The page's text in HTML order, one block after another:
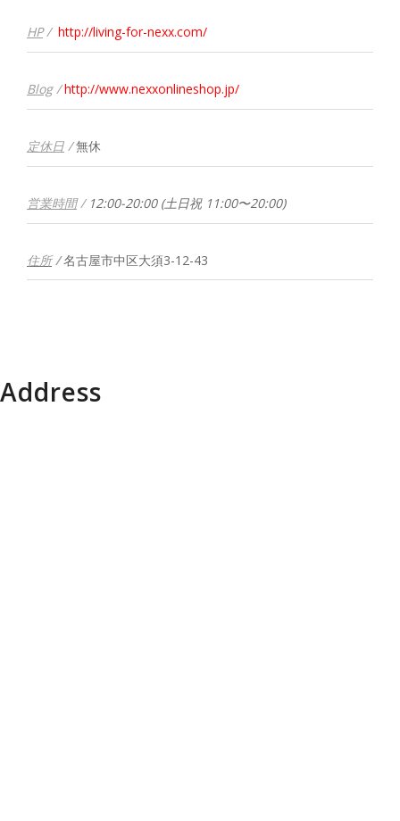
HP/ http://living-for-nexx.com/
Blog/ http://www.nexxonlineshop.jp/
定休日 /無休
営業時間/ 12:00-20:00 (土日祝 11:00〜20:00)
住所/ 名古屋市中区大須3-12-43
Address